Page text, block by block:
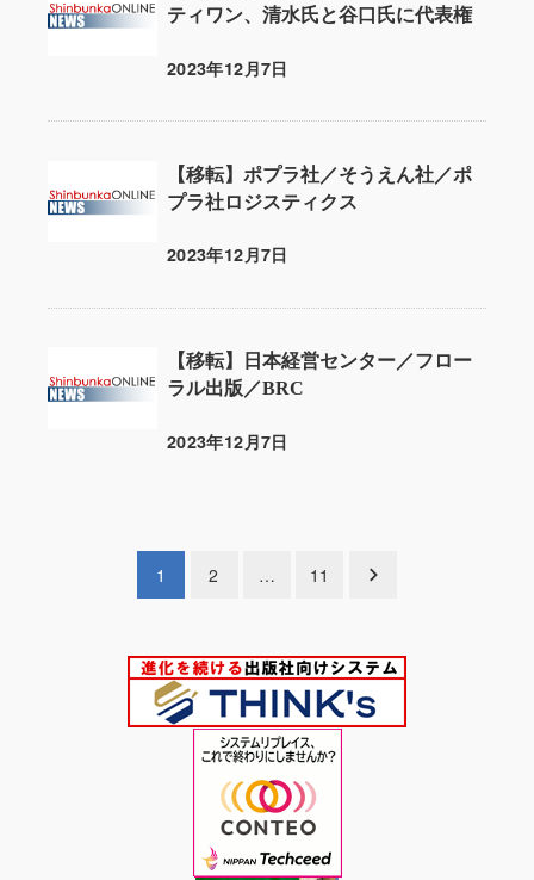
ティワン、清水氏と谷口氏に代表権
投稿日
2023年12月7日
【移転】ポプラ社／そうえん社／ポ
プラ社ロジスティクス
投稿日
2023年12月7日
【移転】日本経営センター／フロー
ラル出版／BRC
投稿日
2023年12月7日
1 2 … 11